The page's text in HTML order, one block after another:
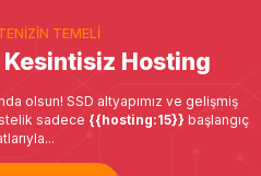
TEMELI
Kesintisiz Hosting
olsun! SSD altyapımız ve gelişmiş
sadece {{hosting:15}} başlangıç